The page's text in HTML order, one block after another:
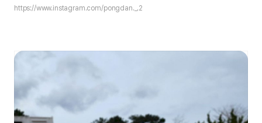
https://www.instagram.com/pongdan._.2